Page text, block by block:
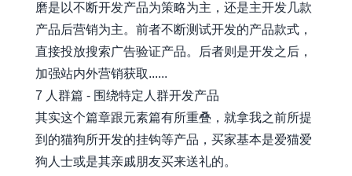
磨是以不断开发产品为策略为主，还是主开发几款
产品后营销为主。前者不断测试开发的产品款式，
直接投放搜索广告验证产品。后者则是开发之后，
加强站内外营销获取......
7 人群篇 - 围绕特定人群开发产品
其实这个篇章跟元素篇有所重叠，就拿我之前所提
到的猫狗所开发的挂钩等产品，买家基本是爱猫爱
狗人士或是其亲戚朋友买来送礼的。